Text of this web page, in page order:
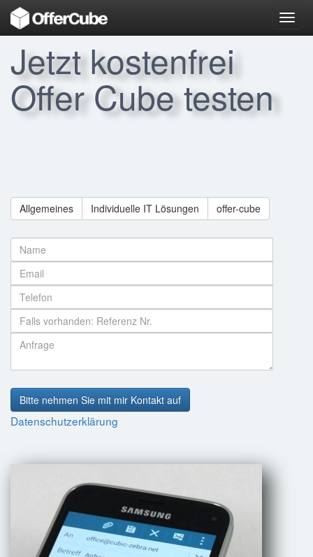
Jetzt kostenfrei
Offer Cube testen
Allgemeines Individuelle IT Lösungen offer-cube
Bitte nehmen Sie mit mir Kontakt auf
Datenschutzerklärung